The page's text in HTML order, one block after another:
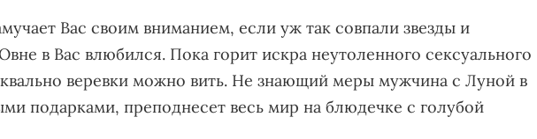
Вас своим вниманием, если уж так совпали звезды и
в Вас влюбился. Пока горит искра неутоленного сексуального
веревки можно вить. Не знающий меры мужчина с Луной в
подарками, преподнесет весь мир на блюдечке с голубой